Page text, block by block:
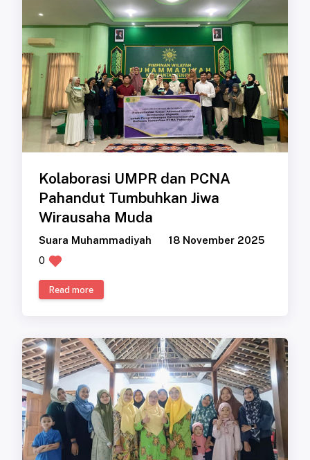
Kolaborasi UMPR dan PCNA
Pahandut Tumbuhkan Jiwa
Wirausaha Muda
Suara Muhammadiyah
18 November 2025
0
Read more